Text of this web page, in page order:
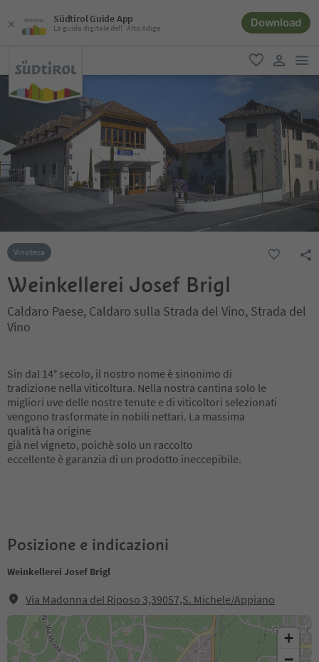
Südtirol Guide App
La guida digitale dell´Alto Adige Download
favoriti
user link
Vinoteca
Weinkellerei Josef Brigl
Caldaro Paese, Caldaro sulla Strada del Vino, Strada del
Vino
Sin dal 14° secolo, il nostro nome è sinonimo di
tradizione nella viticoltura. Nella nostra cantina solo le
migliori uve delle nostre tenute e di viticoltori selezionati
vengono trasformate in nobili nettari. La massima
qualità ha origine
già nel vigneto, poichè solo un raccolto
eccellente è garanzia di un prodotto ineccepibile.
Posizione e indicazioni
Weinkellerei Josef Brigl
Via Madonna del Riposo 3,39057,S. Michele/Appiano
+